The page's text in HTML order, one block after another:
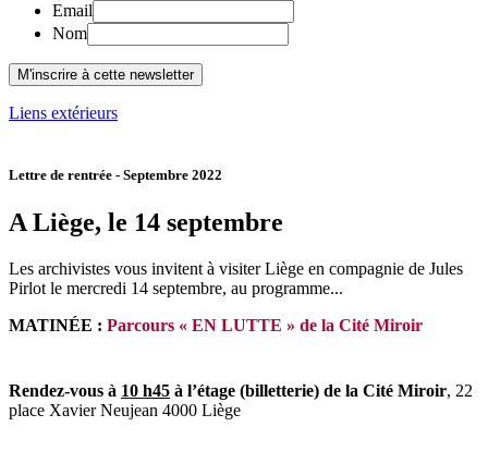
Email
Nom
Liens extérieurs
Lettre de rentrée - Septembre 2022
A Liège, le 14 septembre
Les archivistes vous invitent à visiter Liège en compagnie de Jules
Pirlot le mercredi 14 septembre, au programme...
MATINÉE : Parcours « EN LUTTE » de la Cité Miroir
Rendez-vous à 10 h45 à l’étage (billetterie) de la Cité Miroir, 22
place Xavier Neujean 4000 Liège